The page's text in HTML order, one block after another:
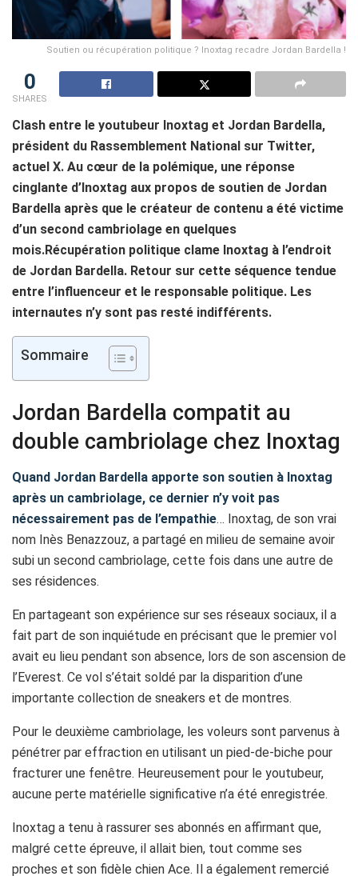
Soutien ou récupération politique ? Inoxtag recadre Jordan Bardella !
0
SHARES
Clash entre le youtubeur Inoxtag et Jordan Bardella,
président du Rassemblement National sur Twitter,
actuel X. Au cœur de la polémique, une réponse
cinglante d’Inoxtag aux propos de soutien de Jordan
Bardella après que le créateur de contenu a été victime
d’un second cambriolage en quelques
mois.Récupération politique clame Inoxtag à l’endroit
de Jordan Bardella. Retour sur cette séquence tendue
entre l’influenceur et le responsable politique. Les
internautes n’y sont pas resté indifférents.
Sommaire
Jordan Bardella compatit au
double cambriolage chez Inoxtag
Quand Jordan Bardella apporte son soutien à Inoxtag
après un cambriolage, ce dernier n’y voit pas
nécessairement pas de l’empathie… Inoxtag, de son vrai
nom Inès Benazzouz, a partagé en milieu de semaine avoir
subi un second cambriolage, cette fois dans une autre de
ses résidences.
En partageant son expérience sur ses réseaux sociaux, il a
fait part de son inquiétude en précisant que le premier vol
avait eu lieu pendant son absence, lors de son ascension de
l’Everest. Ce vol s’était soldé par la disparition d’une
importante collection de sneakers et de montres.
Pour le deuxième cambriolage, les voleurs sont parvenus à
pénétrer par effraction en utilisant un pied-de-biche pour
fracturer une fenêtre. Heureusement pour le youtubeur,
aucune perte matérielle significative n’a été enregistrée.
Inoxtag a tenu à rassurer ses abonnés en affirmant que,
malgré cette épreuve, il allait bien, tout comme ses
proches et son fidèle chien Ace. Il a également remercié